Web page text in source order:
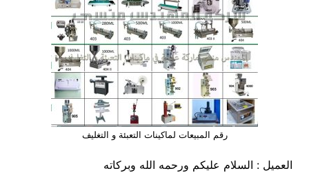
رقم المبيعات لماكينات التعبئة و التغليف
العميل : السلام عليكم ورحمه الله وبركاته